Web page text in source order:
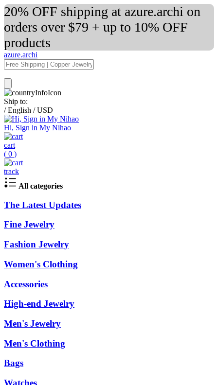
20% OFF shipping at azure.archi on
orders over $79 + up to 10% OFF
products
azure.archi
Ship to:
/ English / USD
Hi, Sign in My Nihao
cart
( 0 )
track
All categories
The Latest Updates
Fine Jewelry
Fashion Jewelry
Women's Clothing
Accessories
High-end Jewelry
Men's Jewelry
Men's Clothing
Bags
Watches